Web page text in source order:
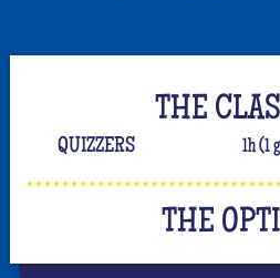
THE
QUIZZERS 1h (1
THE